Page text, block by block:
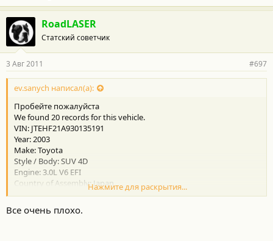
RoadLASER
Статский советчик
3 Авг 2011 #697
ev.sanych написал(а):
Пробейте пожалуйста
We found 20 records for this vehicle.
VIN: JTEHF21A930135191
Year: 2003
Make: Toyota
Style / Body: SUV 4D
Engine: 3.0L V6 EFI
Country of Assembly: Japan
Model: Highlander Base / Limited
Нажмите для раскрытия...
Все очень плохо.